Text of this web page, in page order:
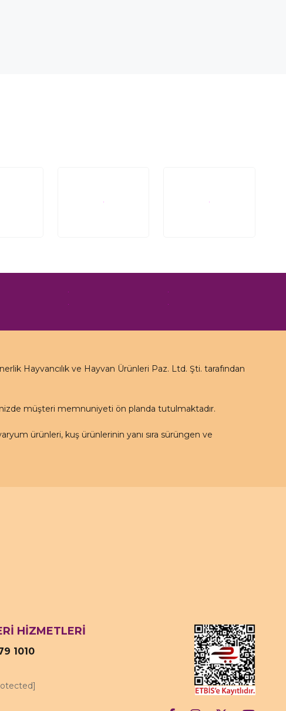
Hayvancılık ve Hayvan Ürünleri Paz. Ltd. Şti. tarafından
müşteri memnuniyeti ön planda tutulmaktadır.
ürünleri, kuş ürünlerinin yanı sıra sürüngen ve
HİZMETLERİ
1010